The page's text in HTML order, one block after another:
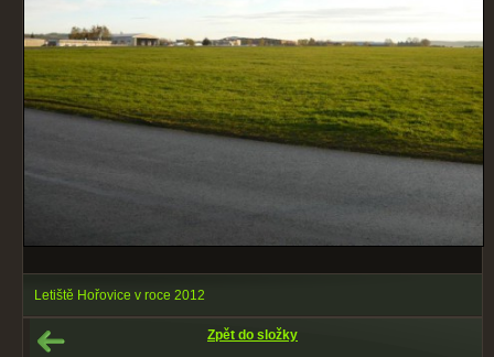
Letiště Hořovice v roce 2012
Zpět do složky